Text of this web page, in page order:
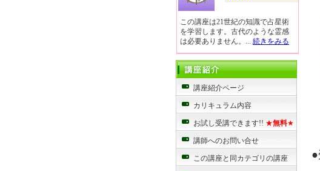
この講座は21世紀の知識で占星術
を学習します。古代のような霊感
は必要ありません。... 続きをみる
講座紹介ページ
カリキュラム内容
お試し受講できます!! ★無料★
講師へのお問い合せ
この講座と同カテゴリの講座 ●